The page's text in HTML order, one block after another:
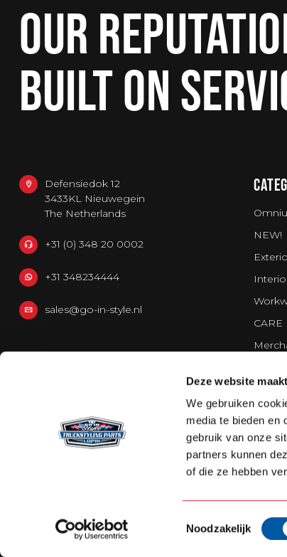
Deze website
We gebruiken
media te bieden en
gebruik van onze
partners kunnen
of die ze hebben
Noodzakelijk
OUR
BUILT ON
Defensiedok 12
3433KL Nieuwegein
The Netherlands
+31 (0) 348 20 0002
+31 348234444
sales@go-in-style.nl
NEW!
CARE